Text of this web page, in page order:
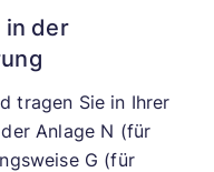
in der
tragen Sie in Ihrer
Anlage N (für
G (für